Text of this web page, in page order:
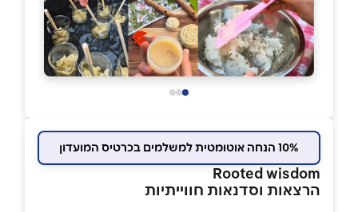
10% הנחה אוטומטית למשלמים בכרטיס המועדון
Rooted wisdom
הרצאות וסדנאות חווייתיות